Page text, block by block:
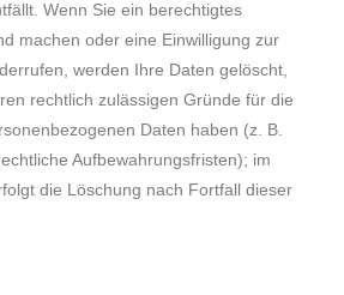
Wenn Sie ein berechtigtes
machen oder eine Einwilligung zur
werden Ihre Daten gelöscht,
rechtlich zulässigen Gründe für die
Daten haben (z. B.
Aufbewahrungsfristen); im
die Löschung nach Fortfall dieser